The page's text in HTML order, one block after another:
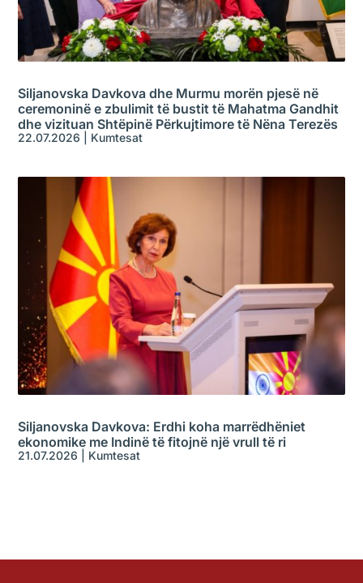
Siljanovska Davkova dhe Murmu morën pjesë në
ceremoninë e zbulimit të bustit të Mahatma Gandhit
dhe vizituan Shtëpinë Përkujtimore të Nëna Terezës
22.07.2026 Kumtesat
Siljanovska Davkova: Erdhi koha marrëdhëniet
ekonomike me Indinë të fitojnë një vrull të ri
21.07.2026 Kumtesat